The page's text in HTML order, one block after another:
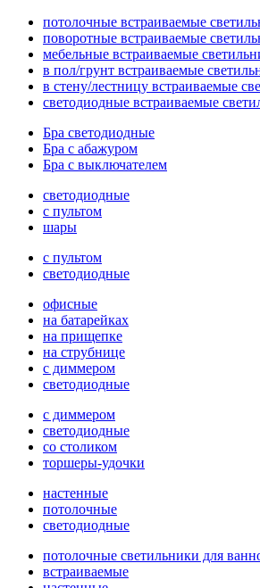
потолочные встраиваемые
поворотные встраиваемые
мебельные встраиваемые
в пол/грунт встраиваемые
в стену/лестницу встраиваемые
светодиодные встраиваемые
Бра светодиодные
Бра с абажуром
Бра с выключателем
светодиодные
с пультом
шары
с пультом
светодиодные
офисные
на батарейках
на прищепке
на струбнице
с диммером
светодиодные
с диммером
светодиодные
со столиком
торшеры-удочки
настенные
потолочные
светодиодные
потолочные светильники для
встраиваемые